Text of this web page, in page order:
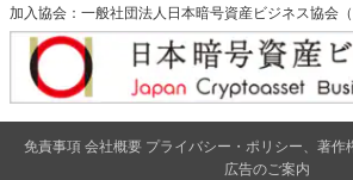
加入協会：一般社団法人日本暗号資産ビジネス協会（
免責事項 会社概要 プライバシー・ポリシー、著作
広告のご案内